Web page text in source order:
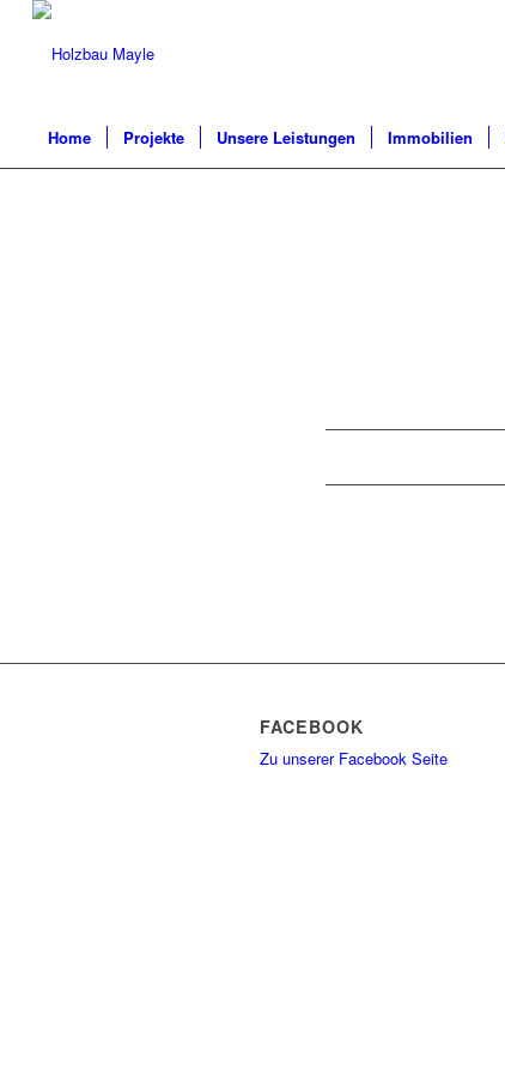
Home Projekte Unsere Leistungen Immobilien
FACEBOOK
Zu unserer Facebook Seite